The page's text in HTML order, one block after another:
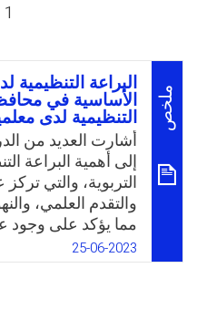
1 بنود
ملخص
البراعة
الأساسية في
التنظيمية لدى
أشارت العديد من
إلى أهمية البراعة
التربوية، والتي
والتقدم العلمي،
مما يؤكد على وجود
البراعة التنظيمية
الثقة التنظيمية لدى
25-06-2023